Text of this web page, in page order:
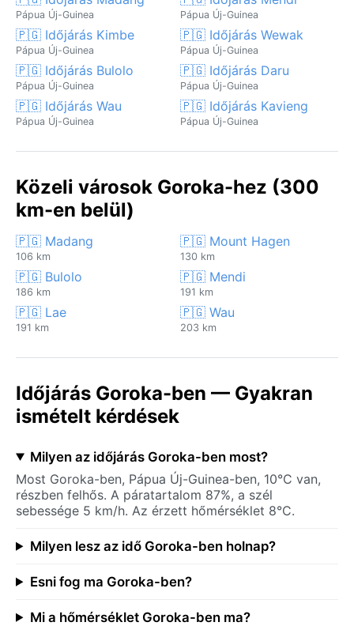
Pápua Új-Guinea Pápua Új-Guinea
🇵🇬 Időjárás Kimbe
Pápua Új-Guinea
🇵🇬 Időjárás Wewak
Pápua Új-Guinea
🇵🇬 Időjárás Bulolo
Pápua Új-Guinea
🇵🇬 Időjárás Daru
Pápua Új-Guinea
🇵🇬 Időjárás Wau
Pápua Új-Guinea
🇵🇬 Időjárás Kavieng
Pápua Új-Guinea
Közeli városok Goroka-hez (300
km-en belül)
🇵🇬 Madang
106 km
🇵🇬 Mount Hagen
130 km
🇵🇬 Bulolo
186 km
🇵🇬 Mendi
191 km
🇵🇬 Lae
191 km
🇵🇬 Wau
203 km
Időjárás Goroka-ben — Gyakran
ismételt kérdések
Milyen az időjárás Goroka-ben most?
Most Goroka-ben, Pápua Új-Guinea-ben, 10°C van,
részben felhős. A páratartalom 87%, a szél
sebessége 5 km/h. Az érzett hőmérséklet 8°C.
Milyen lesz az idő Goroka-ben holnap?
Esni fog ma Goroka-ben?
Mi a hőmérséklet Goroka-ben ma?